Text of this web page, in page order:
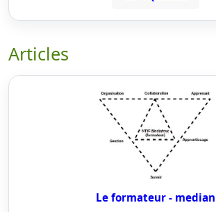
Articles
Le formateur - median